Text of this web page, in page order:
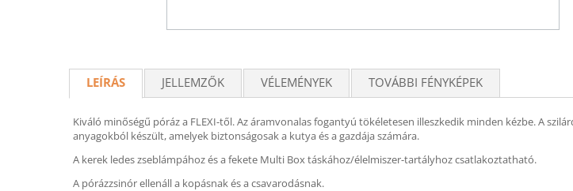
LEÍRÁS JELLEMZŐK VÉLEMÉNYEK TOVÁBBI FÉNYKÉPEK
Kiváló minőségű póráz a FLEXI-től. Az áramvonalas fogantyú tökéletesen illeszkedik minden kézbe. A
anyagokból készült, amelyek biztonságosak a kutya és a gazdája számára.
A kerek ledes zseblámpához és a fekete Multi Box táskához/élelmiszer-tartályhoz csatlakoztatható.
A pórázzsinór ellenáll a kopásnak és a csavarodásnak.